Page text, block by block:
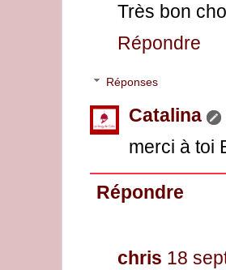
Très bon
Répondre
Réponses
Catalina
merci à toi
Répondre
chris 18